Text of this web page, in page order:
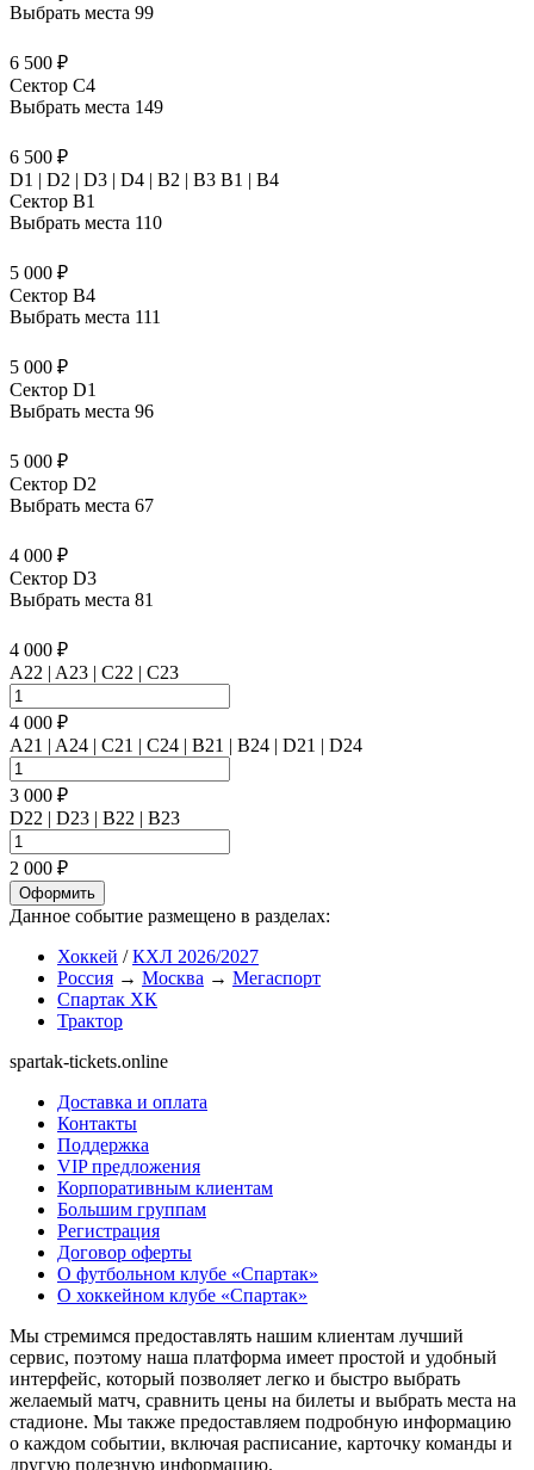
Выбрать места 99
6 500 ₽
Сектор C4
Выбрать места 149
6 500 ₽
D1 | D2 | D3 | D4 | B2 | B3 B1 | В4
Сектор B1
Выбрать места 110
5 000 ₽
Сектор B4
Выбрать места 111
5 000 ₽
Сектор D1
Выбрать места 96
5 000 ₽
Сектор D2
Выбрать места 67
4 000 ₽
Сектор D3
Выбрать места 81
4 000 ₽
A22 | A23 | C22 | C23
4 000 ₽
A21 | A24 | C21 | C24 | B21 | B24 | D21 | D24
3 000 ₽
D22 | D23 | B22 | B23
2 000 ₽
Оформить
Данное событие размещено в разделах:
Хоккей /КХЛ 2026/2027
Россия → Москва → Мегаспорт
Спартак ХК
Трактор
spartak-tickets.online
Доставка и оплата
Контакты
Поддержка
VIP предложения
Корпоративным клиентам
Большим группам
Регистрация
Договор оферты
О футбольном клубе «Спартак»
О хоккейном клубе «Спартак»
Мы стремимся предоставлять нашим клиентам лучший
сервис, поэтому наша платформа имеет простой и удобный
интерфейс, который позволяет легко и быстро выбрать
желаемый матч, сравнить цены на билеты и выбрать места на
стадионе. Мы также предоставляем подробную информацию
о каждом событии, включая расписание, карточку команды и
другую полезную информацию.